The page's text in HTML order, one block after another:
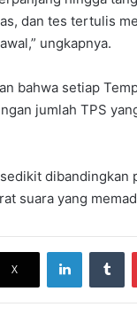
dan tes tertulis
ungkapnya.
bahwa setiap
jumlah TPS
suara yang
X
LinkedIn